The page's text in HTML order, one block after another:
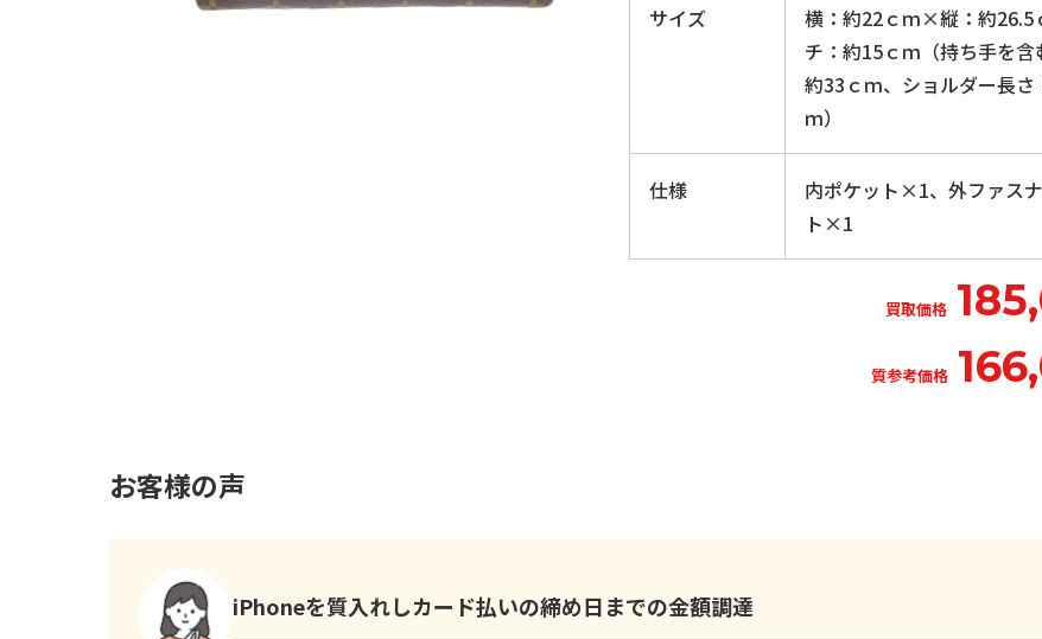
サイズ
横：約22ｃｍ×縦：約
チ：約15ｃｍ（持ち手を含
約33ｃｍ、ショルダー長さ
ｍ）
仕様
内ポケット×1、外ファス
ト×1
買取価格
質参考価格
お客様の声
iPhoneを質入れしカード払いの締め日までの金額調達